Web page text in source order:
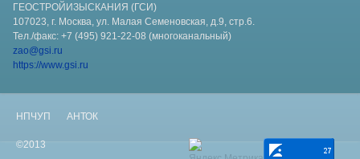
ГЕОСТРОЙИЗЫСКАНИЯ (ГСИ)
107023, г. Москва, ул. Малая Семеновская, д.9, стр.6.
Тел./факс: +7 (495) 921-22-08 (многоканальный)
zao@gsi.ru
https://www.gsi.ru
НПЧУП АНТОК
©2013